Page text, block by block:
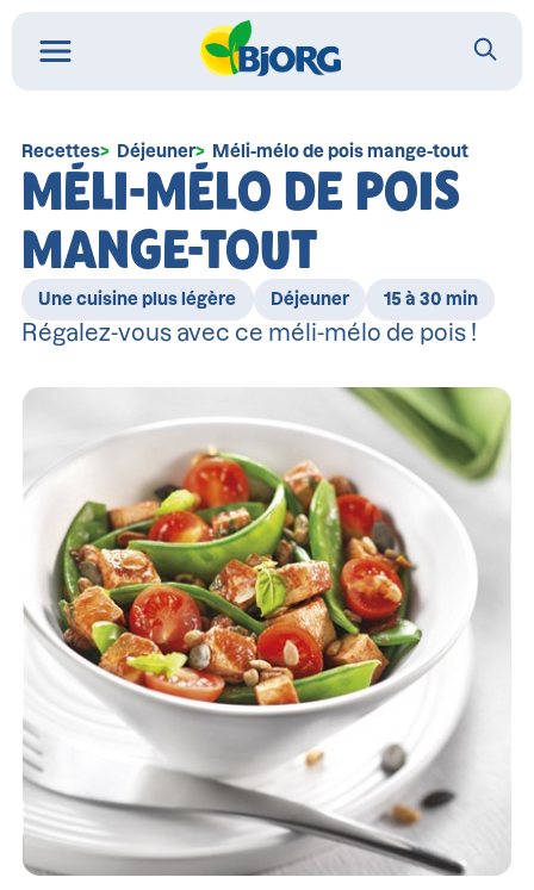
Recettes Déjeuner Méli-mélo de pois mange-tout
MÉLI-MÉLO DE POIS
MANGE-TOUT
Une cuisine plus légère Déjeuner 15 à 30 min
Régalez-vous avec ce méli-mélo de pois !